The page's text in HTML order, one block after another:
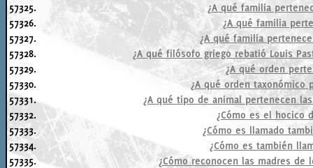
57325.
¿A qué familia
57326.
¿A qué familia
57327.
¿A qué familia
57328.
¿A qué filósofo griego rebatió Louis
57329.
¿A qué orden
57330.
¿A qué orden taxonómico
57331.
¿A qué tipo de animal pertenecen
57332.
¿Cómo es el hocico
57333.
¿Cómo es llamado
57334.
¿Cómo es también
57335.
¿Cómo reconocen las madres de